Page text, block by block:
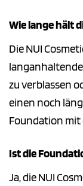
Wie lange hält
Die NUI
zu verblassen
einen noch
Foundation mit
Ist die
Ja, die NUI